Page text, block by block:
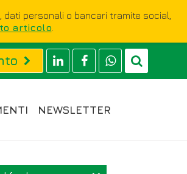
dati personali o bancari tramite social,
articolo
NEWSLETTER